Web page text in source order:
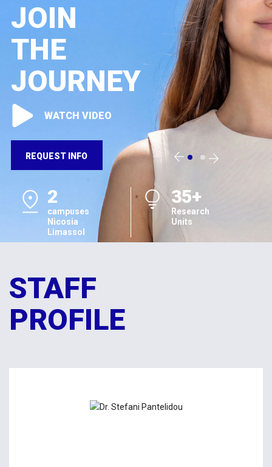
JOIN
THE
JOURNEY
WATCH VIDEO
REQUEST INFO
2
campuses
Nicosia
Limassol
35+
Research
Units
STAFF
PROFILE